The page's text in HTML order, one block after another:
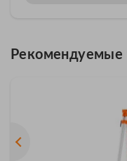
Рекомендуемые